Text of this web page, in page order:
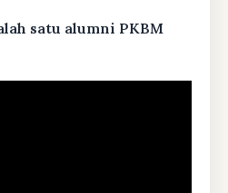
satu alumni PKBM